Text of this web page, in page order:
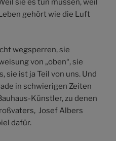
sie es tun müssen, weil
gehört wie die Luft
wegsperren, sie
von „oben“, sie
sie ist ja Teil von uns. Und
in schwierigen Zeiten
Künstler, zu denen
Josef Albers
dafür.